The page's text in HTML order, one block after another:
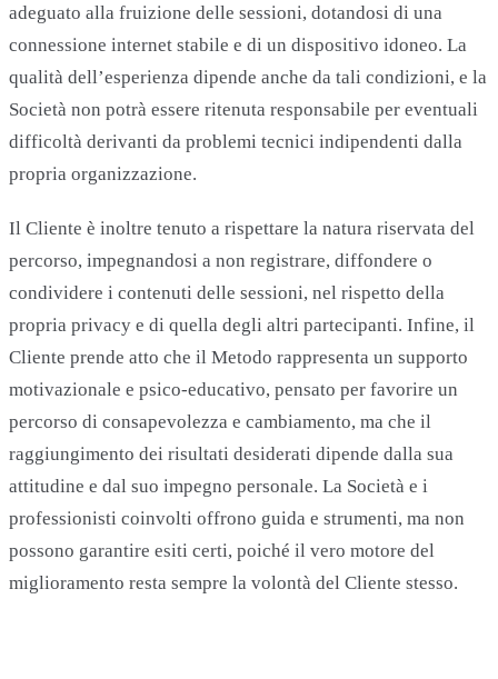
adeguato alla fruizione delle sessioni, dotandosi di una
connessione internet stabile e di un dispositivo idoneo. La
qualità dell’esperienza dipende anche da tali condizioni, e la
Società non potrà essere ritenuta responsabile per eventuali
difficoltà derivanti da problemi tecnici indipendenti dalla
propria organizzazione.
Il Cliente è inoltre tenuto a rispettare la natura riservata del
percorso, impegnandosi a non registrare, diffondere o
condividere i contenuti delle sessioni, nel rispetto della
propria privacy e di quella degli altri partecipanti. Infine, il
Cliente prende atto che il Metodo rappresenta un supporto
motivazionale e psico-educativo, pensato per favorire un
percorso di consapevolezza e cambiamento, ma che il
raggiungimento dei risultati desiderati dipende dalla sua
attitudine e dal suo impegno personale. La Società e i
professionisti coinvolti offrono guida e strumenti, ma non
possono garantire esiti certi, poiché il vero motore del
miglioramento resta sempre la volontà del Cliente stesso.